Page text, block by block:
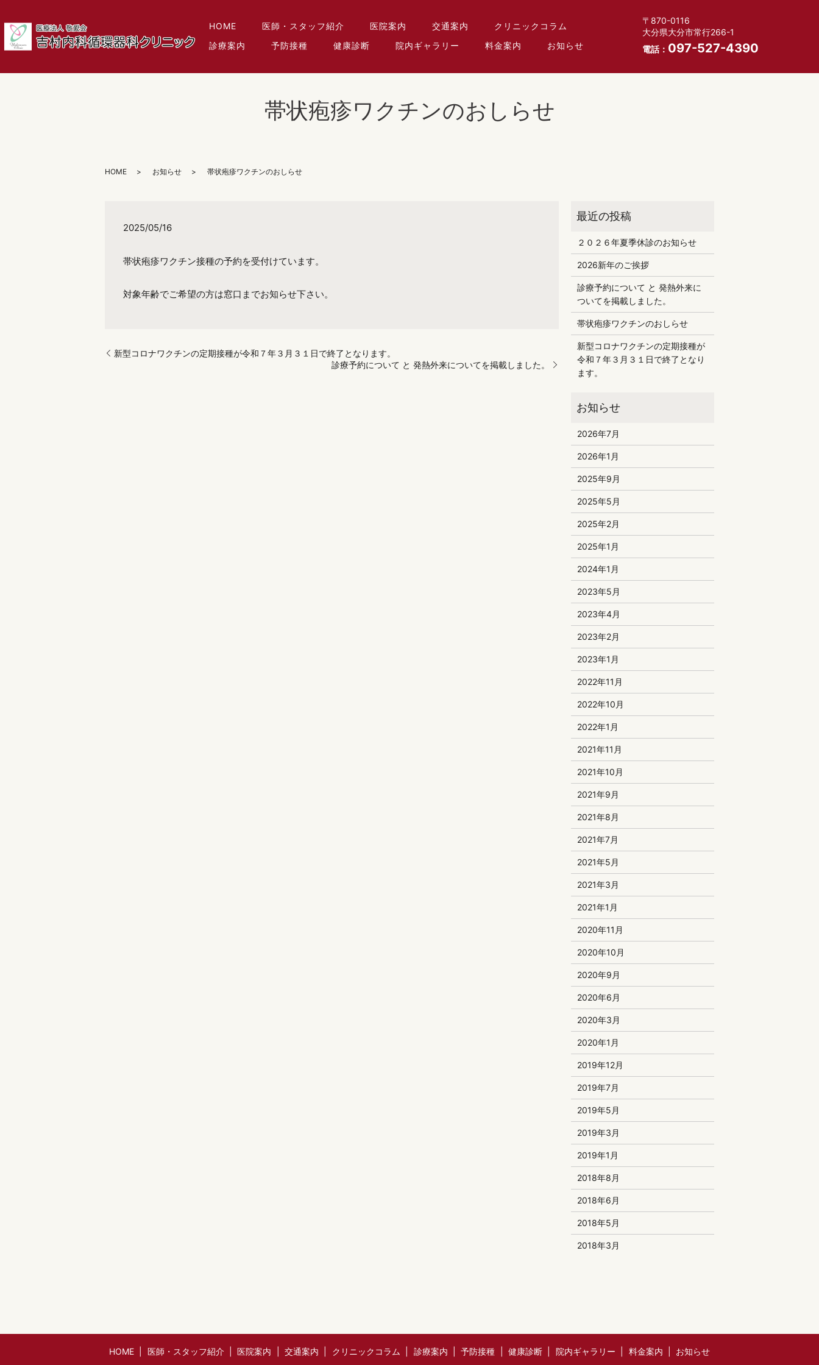
HOME 医師・スタッフ紹介 医院案内 交通案内
クリニックコラム
診療案内
予防接種 健康診断 院内ギャラリー 料金案内 お知らせ
〒870-0116
大分県大分市常行266-1
電話： 097-527-4390
帯状疱疹ワクチンのおしらせ
HOME お知らせ 帯状疱疹ワクチンのおしらせ
2025/05/16
帯状疱疹ワクチン接種の予約を受付けています。
対象年齢でご希望の方は窓口までお知らせ下さい。
新型コロナワクチンの定期接種が令和７年３月３１日で終了となります。
診療予約について と 発熱外来についてを掲載しました。
２０２６年夏季休診のお知らせ
2026新年のご挨拶
診療予約について と 発熱外来に
ついてを掲載しました。
帯状疱疹ワクチンのおしらせ
新型コロナワクチンの定期接種が
令和７年３月３１日で終了となり
ます。
2026年7月
2026年1月
2025年9月
2025年5月
2025年2月
2025年1月
2024年1月
2023年5月
2023年4月
2023年2月
2023年1月
2022年11月
2022年10月
2022年1月
2021年11月
2021年10月
2021年9月
2021年8月
2021年7月
2021年5月
2021年3月
2021年1月
2020年11月
2020年10月
2020年9月
2020年6月
2020年3月
2020年1月
2019年12月
2019年7月
2019年5月
2019年3月
2019年1月
2018年8月
2018年6月
2018年5月
2018年3月
HOME 医師・スタッフ紹介 医院案内 交通案内 クリニックコラム 診療案内 予防接種 健康診断 院内ギャラリー 料金案内 お知らせ